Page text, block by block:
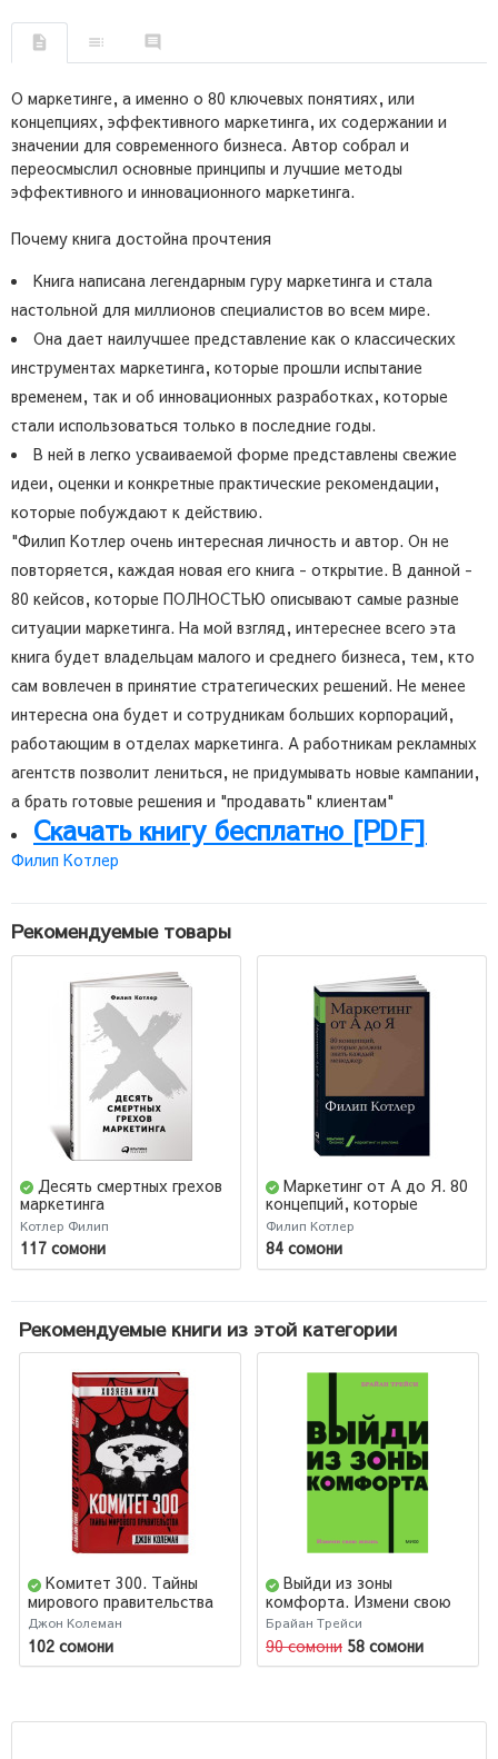
О маркетинге, а именно о 80 ключевых понятиях, или
концепциях, эффективного маркетинга, их содержании и
значении для современного бизнеса. Автор собрал и
переосмыслил основные принципы и лучшие методы
эффективного и инновационного маркетинга.
Почему книга достойна прочтения
Книга написана легендарным гуру маркетинга и стала
настольной для миллионов специалистов во всем мире.
Она дает наилучшее представление как о классических
инструментах маркетинга, которые прошли испытание
временем, так и об инновационных разработках, которые
стали использоваться только в последние годы.
В ней в легко усваиваемой форме представлены свежие
идеи, оценки и конкретные практические рекомендации,
которые побуждают к действию.
"Филип Котлер очень интересная личность и автор. Он не
повторяется, каждая новая его книга - открытие. В данной -
80 кейсов, которые ПОЛНОСТЬЮ описывают самые разные
ситуации маркетинга. На мой взгляд, интереснее всего эта
книга будет владельцам малого и среднего бизнеса, тем, кто
сам вовлечен в принятие стратегических решений. Не менее
интересна она будет и сотрудникам больших корпораций,
работающим в отделах маркетинга. А работникам рекламных
агентств позволит лениться, не придумывать новые кампании,
а брать готовые решения и "продавать" клиентам"
Скачать книгу бесплатно [PDF]
Филип Котлер
Рекомендуемые товары
Десять смертных грехов
маркетинга
Котлер Филип
117 сомони
Маркетинг от А до Я. 80
концепций, которые
должен знать каждый
менеджер
Филип Котлер
84 сомони
Рекомендуемые книги из этой категории
Комитет 300. Тайны
мирового правительства
Джон Колеман
102 сомони
Выйди из зоны
комфорта. Измени свою
жизнь. 21 метод
повышения личной
эффективности (М)
Брайан Трейси
90 сомони 58 сомони